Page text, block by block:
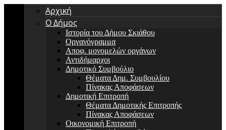
Αρχική
Ο Δήμος
Ιστορία του Δήμου Σκιάθου
Οργανόγραμμα
Αποφ. μονομελών οργάνων
Αντιδήμαρχοι
Δημοτικό Συμβούλιο
Θέματα Δημ. Συμβουλίου
Πίνακας Αποφάσεων
Δημοτική Επιτροπή
Θέματα Δημοτικής Επιτροπής
Πίνακας Αποφάσεων
Οικονομική Επιτροπή